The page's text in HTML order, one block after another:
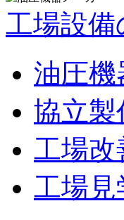
工場設備
油圧機
協立製
工場改
工場見